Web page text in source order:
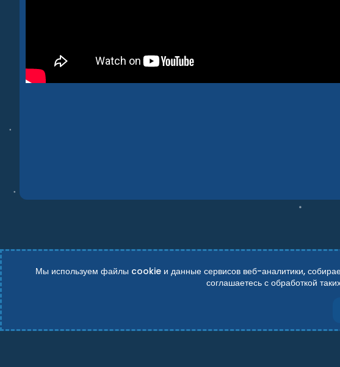
Мы используем файлы cookie и данные сервисов веб-аналитики,
соглашаетесь с обработкой